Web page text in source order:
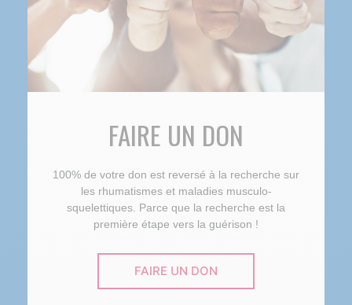
FAIRE UN DON
100% de votre don est reversé à la recherche sur
les rhumatismes et maladies musculo-
squelettiques. Parce que la recherche est la
première étape vers la guérison !
FAIRE UN DON